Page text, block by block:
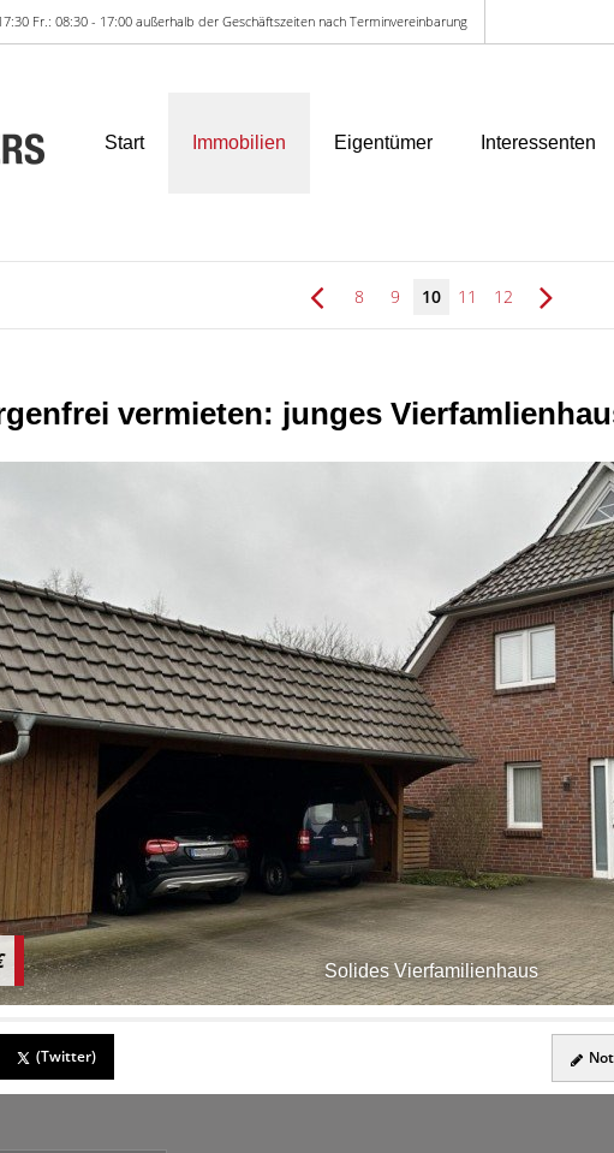
Fr.: 08:30 - 17:00 außerhalb der Geschäftszeiten nach Terminvereinbarung
Start Immobilien Eigentümer Interessenten
8 9 10 11 12
vermieten: junges
Solides Vierfamilienhaus
(Twitter)